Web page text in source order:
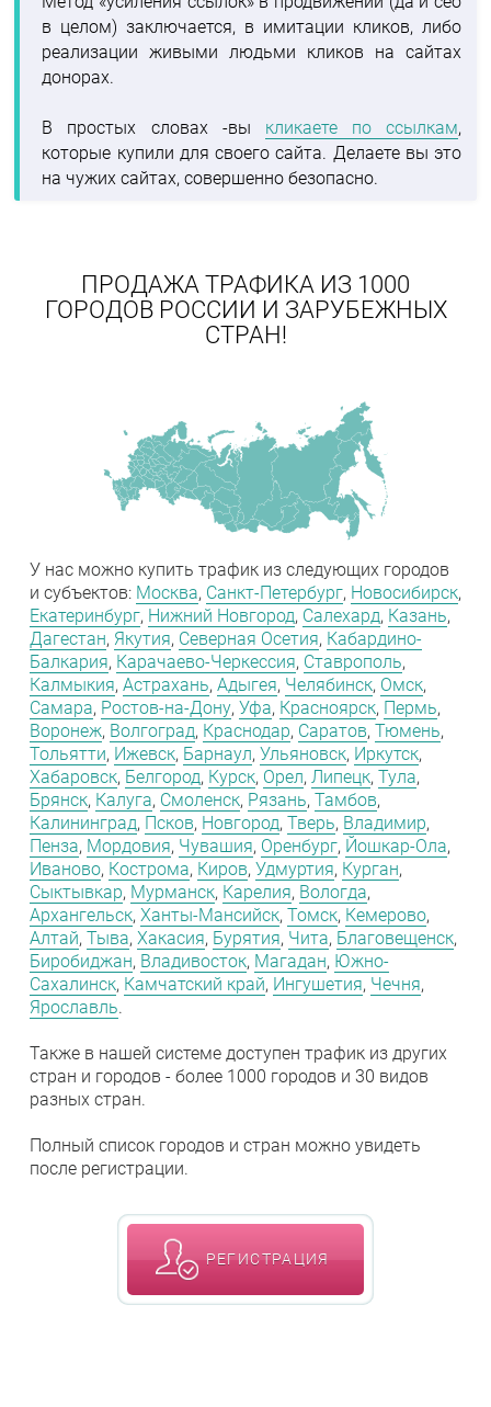
в целом) заключается, в имитации кликов, либо
реализации живыми людьми кликов на сайтах
донорах.
В простых словах -вы кликаете по ссылкам,
которые купили для своего сайта. Делаете вы это
на чужих сайтах, совершенно безопасно.
ПРОДАЖА ТРАФИКА ИЗ 1000
ГОРОДОВ РОССИИ И ЗАРУБЕЖНЫХ
СТРАН!
У нас можно купить трафик из следующих городов
и субъектов: Москва, Санкт-Петербург, Новосибирск,
Екатеринбург, Нижний Новгород, Салехард, Казань,
Дагестан, Якутия, Северная Осетия, Кабардино-
Балкария, Карачаево-Черкессия, Ставрополь,
Калмыкия, Астрахань, Адыгея, Челябинск, Омск,
Самара, Ростов-на-Дону, Уфа, Красноярск, Пермь,
Воронеж, Волгоград, Краснодар, Саратов, Тюмень,
Тольятти, Ижевск, Барнаул, Ульяновск, Иркутск,
Хабаровск, Белгород, Курск, Орел, Липецк, Тула,
Брянск, Калуга, Смоленск, Рязань, Тамбов,
Калининград, Псков, Новгород, Тверь, Владимир,
Пенза, Мордовия, Чувашия, Оренбург, Йошкар-Ола,
Иваново, Кострома, Киров, Удмуртия, Курган,
Сыктывкар, Мурманск, Карелия, Вологда,
Архангельск, Ханты-Мансийск, Томск, Кемерово,
Алтай, Тыва, Хакасия, Бурятия, Чита, Благовещенск,
Биробиджан, Владивосток, Магадан, Южно-
Сахалинск, Камчатский край, Ингушетия, Чечня,
Ярославль.
Также в нашей системе доступен трафик из других
стран и городов - более 1000 городов и 30 видов
разных стран.
Полный список городов и стран можно увидеть
после регистрации.
РЕГИСТРАЦИЯ